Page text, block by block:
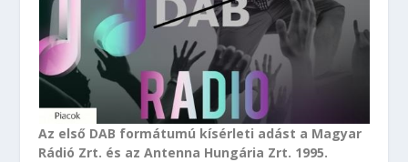
Az első DAB formátumú kísérleti adást a Magyar
Rádió Zrt. és az Antenna Hungária Zrt. 1995.